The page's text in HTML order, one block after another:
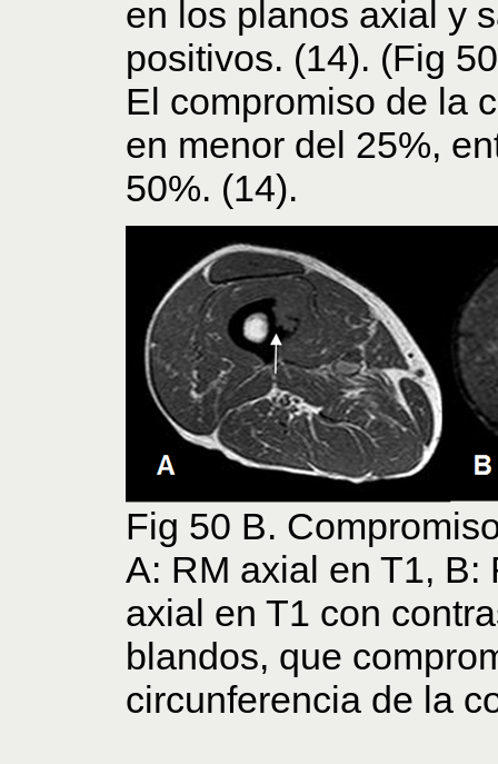
en los planos axial y
positivos. (14). (Fig
El compromiso de la
en menor del 25%,
50%. (14).
Fig 50 B.
A: RM axial en T1,
axial en T1 con
blandos, que
circunferencia de la